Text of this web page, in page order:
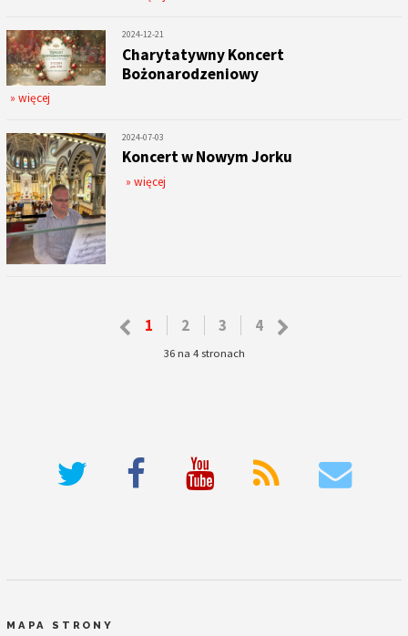
2024-12-21
Charytatywny Koncert
Bożonarodzeniowy
» więcej
2024-07-03
Koncert w Nowym Jorku
» więcej
1 2 3 4
36 na 4 stronach
MAPA STRONY